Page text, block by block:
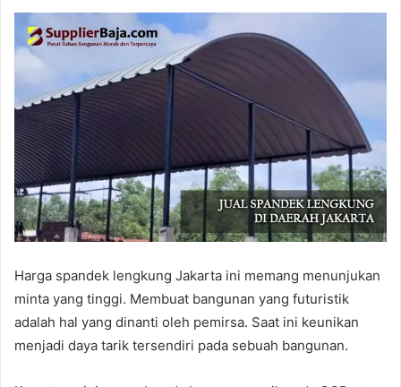
Harga spandek lengkung Jakarta ini memang menunjukan
minta yang tinggi. Membuat bangunan yang futuristik
adalah hal yang dinanti oleh pemirsa. Saat ini keunikan
menjadi daya tarik tersendiri pada sebuah bangunan.